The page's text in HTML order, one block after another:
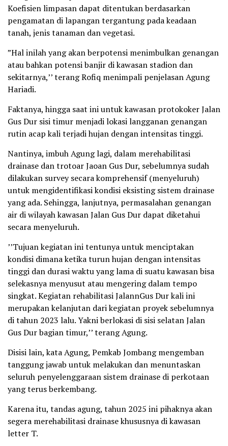
Koefisien limpasan dapat ditentukan berdasarkan
pengamatan di lapangan tergantung pada keadaan
tanah, jenis tanaman dan vegetasi.
”Hal inilah yang akan berpotensi menimbulkan genangan
atau bahkan potensi banjir di kawasan stadion dan
sekitarnya,’’ terang Rofiq menimpali penjelasan Agung
Hariadi.
Faktanya, hingga saat ini untuk kawasan protokoker Jalan
Gus Dur sisi timur menjadi lokasi langganan genangan
rutin acap kali terjadi hujan dengan intensitas tinggi.
Nantinya, imbuh Agung lagi, dalam merehabilitasi
drainase dan trotoar Jaoan Gus Dur, sebelumnya sudah
dilakukan survey secara komprehensif (menyeluruh)
untuk mengidentifikasi kondisi eksisting sistem drainase
yang ada. Sehingga, lanjutnya, permasalahan genangan
air di wilayah kawasan Jalan Gus Dur dapat diketahui
secara menyeluruh.
’’Tujuan kegiatan ini tentunya untuk menciptakan
kondisi dimana ketika turun hujan dengan intensitas
tinggi dan durasi waktu yang lama di suatu kawasan bisa
selekasnya menyusut atau mengering dalam tempo
singkat. Kegiatan rehabilitasi JalannGus Dur kali ini
merupakan kelanjutan dari kegiatan proyek sebelumnya
di tahun 2023 lalu. Yakni berlokasi di sisi selatan Jalan
Gus Dur bagian timur,’’ terang Agung.
Disisi lain, kata Agung, Pemkab Jombang mengemban
tanggung jawab untuk melakukan dan menuntaskan
seluruh penyelenggaraan sistem drainase di perkotaan
yang terus berkembang.
Karena itu, tandas agung, tahun 2025 ini pihaknya akan
segera merehabilitasi drainase khususnya di kawasan
letter T.